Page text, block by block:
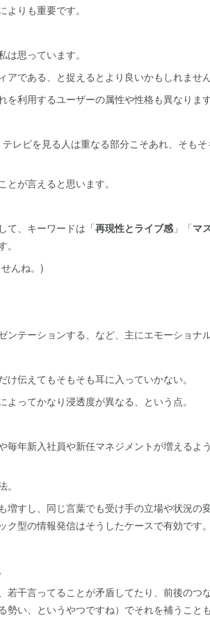
りも重要です。
思っています。
である、と捉えるとより良いかもしれません
利用するユーザーの属性や性格も異なります
レビを見る人は重なる部分こそあれ、そもそ
が言えると思います。
て、キーワードは「再現性とライブ感 」「マ
んね。)
テーションする、など、主にエモーショナル
伝えてもそもそも耳に入っていかない。
ってかなり浸透度が異なる、という点。
年新入社員や新任マネジメントが増えるよ
増すし、同じ言葉でも受け手の立場や状況の
型の情報発信はそうしたケースで有効です。
若干言ってることが矛盾してたり、前後のつ
い、というやつですね）でそれを補うこと